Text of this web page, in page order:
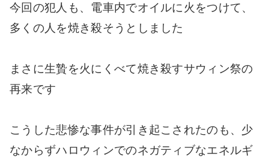
今回の犯人も、電車内でオイルに火をつけて、
多くの人を焼き殺そうとしました
まさに生贄を火にくべて焼き殺すサウィン祭の
再来です
こうした悲惨な事件が引き起こされたのも、少
なからずハロウィンでのネガティブなエネルギ